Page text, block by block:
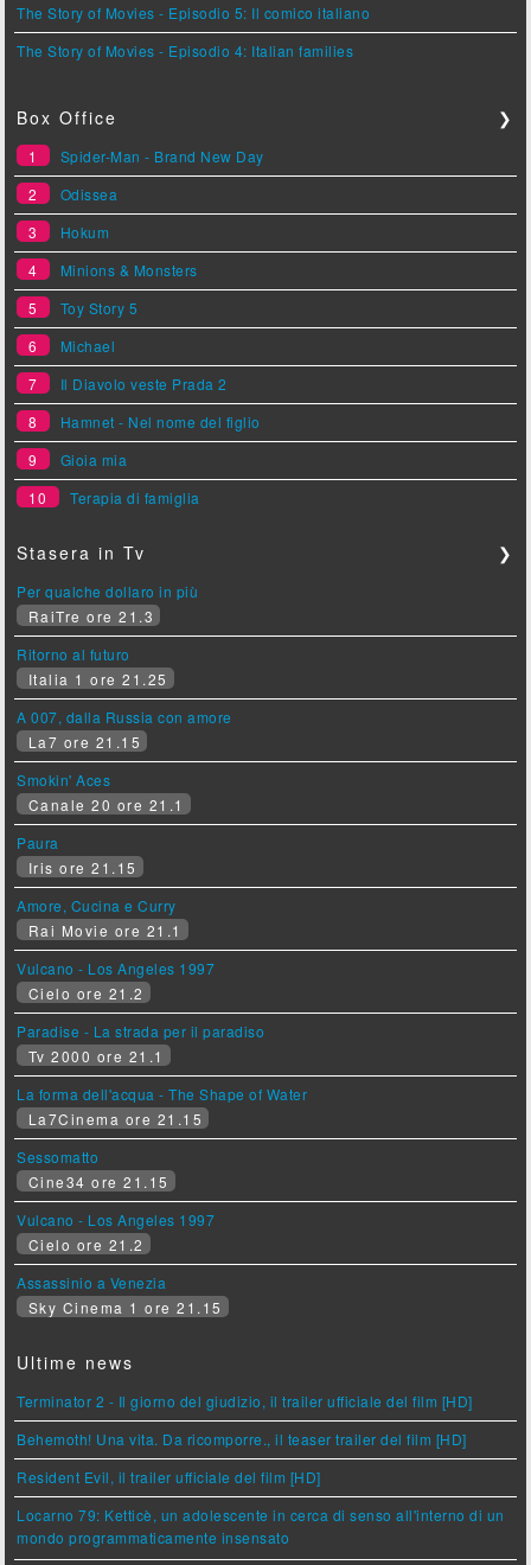
The Story of Movies - Episodio 5: Il comico italiano
The Story of Movies - Episodio 4: Italian families
Box Office ❯
1
Spider-Man - Brand New Day
2
Odissea
3
Hokum
4
Minions & Monsters
5
Toy Story 5
6
Michael
7
Il Diavolo veste Prada 2
8
Hamnet - Nel nome del figlio
9
Gioia mia
10
Terapia di famiglia
Stasera in Tv ❯
Per qualche dollaro in più
RaiTre ore 21.3
Ritorno al futuro
Italia 1 ore 21.25
A 007, dalla Russia con amore
La7 ore 21.15
Smokin' Aces
Canale 20 ore 21.1
Paura
Iris ore 21.15
Amore, Cucina e Curry
Rai Movie ore 21.1
Vulcano - Los Angeles 1997
Cielo ore 21.2
Paradise - La strada per il paradiso
Tv 2000 ore 21.1
La forma dell'acqua - The Shape of Water
La7Cinema ore 21.15
Sessomatto
Cine34 ore 21.15
Vulcano - Los Angeles 1997
Cielo ore 21.2
Assassinio a Venezia
Sky Cinema 1 ore 21.15
Ultime news
Terminator 2 - Il giorno del giudizio, il trailer ufficiale del film [HD]
Behemoth! Una vita. Da ricomporre., il teaser trailer del film [HD]
Resident Evil, il trailer ufficiale del film [HD]
Locarno 79: Ketticè, un adolescente in cerca di senso all'interno di un
mondo programmaticamente insensato